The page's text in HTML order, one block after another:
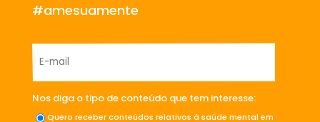
#amesuamente
Nos diga o tipo de conteúdo que tem interesse:
Quero receber conteúdos relativos à saúde mental em